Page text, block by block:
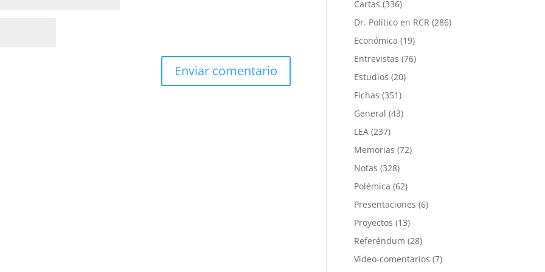
Cartas (336)
Dr. Político en RCR (286)
Económica (19)
Entrevistas (76)
Estudios (20)
Fichas (351)
General (43)
LEA (237)
Memorias (72)
Notas (328)
Polémica (62)
Presentaciones (6)
Proyectos (13)
Referéndum (28)
Video-comentarios (7)